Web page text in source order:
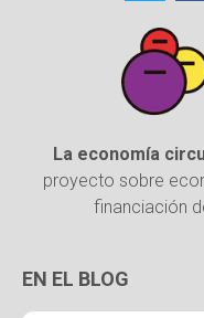
La economía
proyecto sobre
financiación
EN EL BLOG